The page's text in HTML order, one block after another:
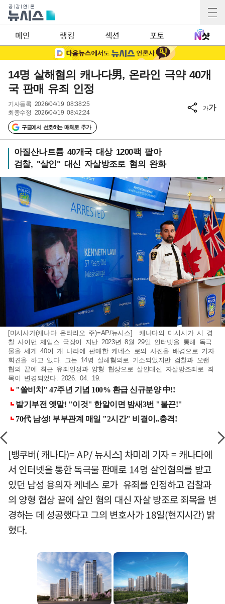
메인 랭킹 섹션 포토
14명 살해혐의 캐나다男, 온라인 극약 40개
국 판매 유죄 인정
기사등록 2026/04/19 08:38:25
최종수정 2026/04/19 08:42:24
구글에서 선호하는 매체로 추가
가가
아질산나트륨 40개국 대상 1200팩 팔아
검찰, "살인" 대신 자살방조로 혐의 완화
[미시사가(캐나다 온타리오 주)=AP/뉴시스] 캐나다의 미시시가 시 경
찰 사이먼 제임스 국장이 지난 2023년 8월 29일 인터넷을 통해 독극
물을 세계 40여 개 나라에 판매한 케네스 로의 사진을 배경으로 기자
회견을 하고 있다. 그는 14명 살해혐의로 기소되었지만 검찰과 오랜
협의 끝에 최근 유죄인정과 양형 협상으로 살인대신 자살방조죄로 죄
목이 변경되었다. 2026. 04. 19.
[뱅쿠버( 캐나다)= AP/ 뉴시스] 차미례 기자 = 캐나다에
서 인터넷을 통한 독극물 판매로 14명 살인혐의를 받고
있던 남성 용의자 케네스 로가 유죄를 인정하고 검찰과
의 양형 협상 끝에 살인 혐의 대신 자살 방조로 죄목을 변
경하는 데 성공했다고 그의 변호사가 18일(현지시간) 밝
혔다.